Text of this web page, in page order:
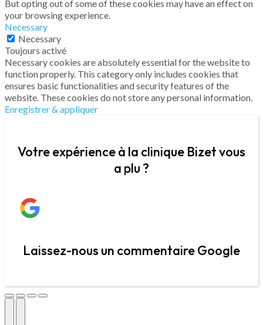
But opting out of some of these cookies may have an effect on
your browsing experience.
Necessary
Necessary
Toujours activé
Necessary cookies are absolutely essential for the website to
function properly. This category only includes cookies that
ensures basic functionalities and security features of the
website. These cookies do not store any personal information.
Enregistrer & appliquer
Votre expérience à la clinique Bizet vous
a plu ?
Laissez-nous un commentaire Google